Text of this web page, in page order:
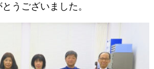
うございました。